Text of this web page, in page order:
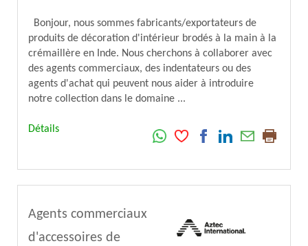
Bonjour, nous sommes fabricants/exportateurs de
produits de décoration d'intérieur brodés à la main à la
crémaillère en Inde. Nous cherchons à collaborer avec
des agents commerciaux, des indentateurs ou des
agents d'achat qui peuvent nous aider à introduire
notre collection dans le domaine ...
Détails
Agents commerciaux
d'accessoires de